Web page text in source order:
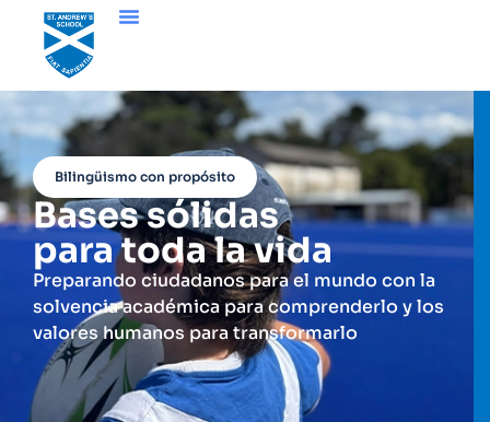
Bilingüismo con propósito
Bases sólidas
para toda la vida
Preparando ciudadanos para el mundo con la
solvencia académica para comprenderlo y los
valores humanos para transformarlo